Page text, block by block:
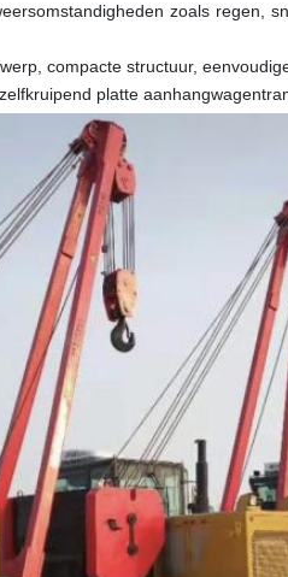
zoals regen,
compacte structuur,
platte